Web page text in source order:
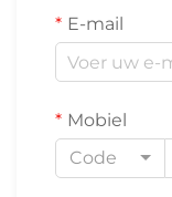
E-mail
Mobiel
Code